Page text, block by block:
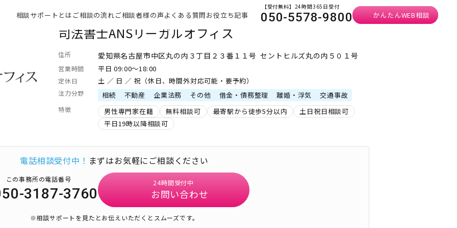
相談サポートとは ご相談の流れご相談者様の声よくある質問お役立ち記事
【受付無料】24時間365日受付
050-5578-9800 かんたんWEB相談
司法書士ANSリーガルオフィス
住所 愛知県名古屋市中区丸の内３丁目２３番１１号 セントヒルズ丸の内５０１号
営業時間 平日 09:00～18:00
定休日 土 ／ 日 ／ 祝（休日、時間外対応可能・要予約）
注力分野 相続 不動産 企業法務 その他 借金・債務整理 離婚・浮気 交通事故
特徴 男性専門家在籍 無料相談可 最寄駅から徒歩5分以内
土日祝日相談可
平日19時以降相談可
電話相談受付中！ まずはお気軽にご相談ください
この事務所の電話番号
3187-3760
24時間受付中
お問い合わせ
※相談サポートを見たとお伝えいただくとスムーズです。